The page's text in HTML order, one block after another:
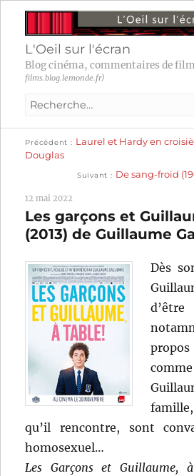
L'Oeil sur l'écran
Blog cinéma, commentaires de
films.blog.lemonde.fr)
Recherche
:
Navigation
l’article
Précédent
précédente :
Laurel et Hardy en
Douglas
Suivant
suivante :
De sang-froid
12 mai 2022
Les garçons et
(2013) de Guillaume
Dès
qu’il rencontre, sont
homosexuel…
Les Garçons et Guillaume,